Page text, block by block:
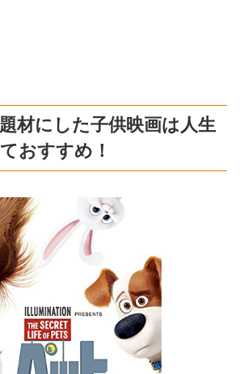
材にした子供映画は人生
おすすめ！